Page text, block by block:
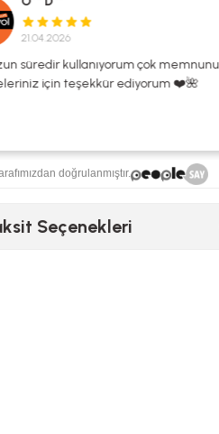
kullanıyorum çok memnunum
teşekkür ediyorum ❤️🌺
doğrulanmıştır.
Seçenekleri